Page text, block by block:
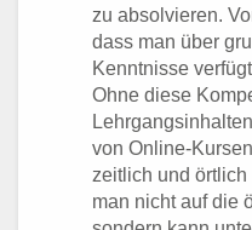
zu absolvieren.
dass man über
Kenntnisse
Ohne diese
von Online-
zeitlich und
man nicht auf die